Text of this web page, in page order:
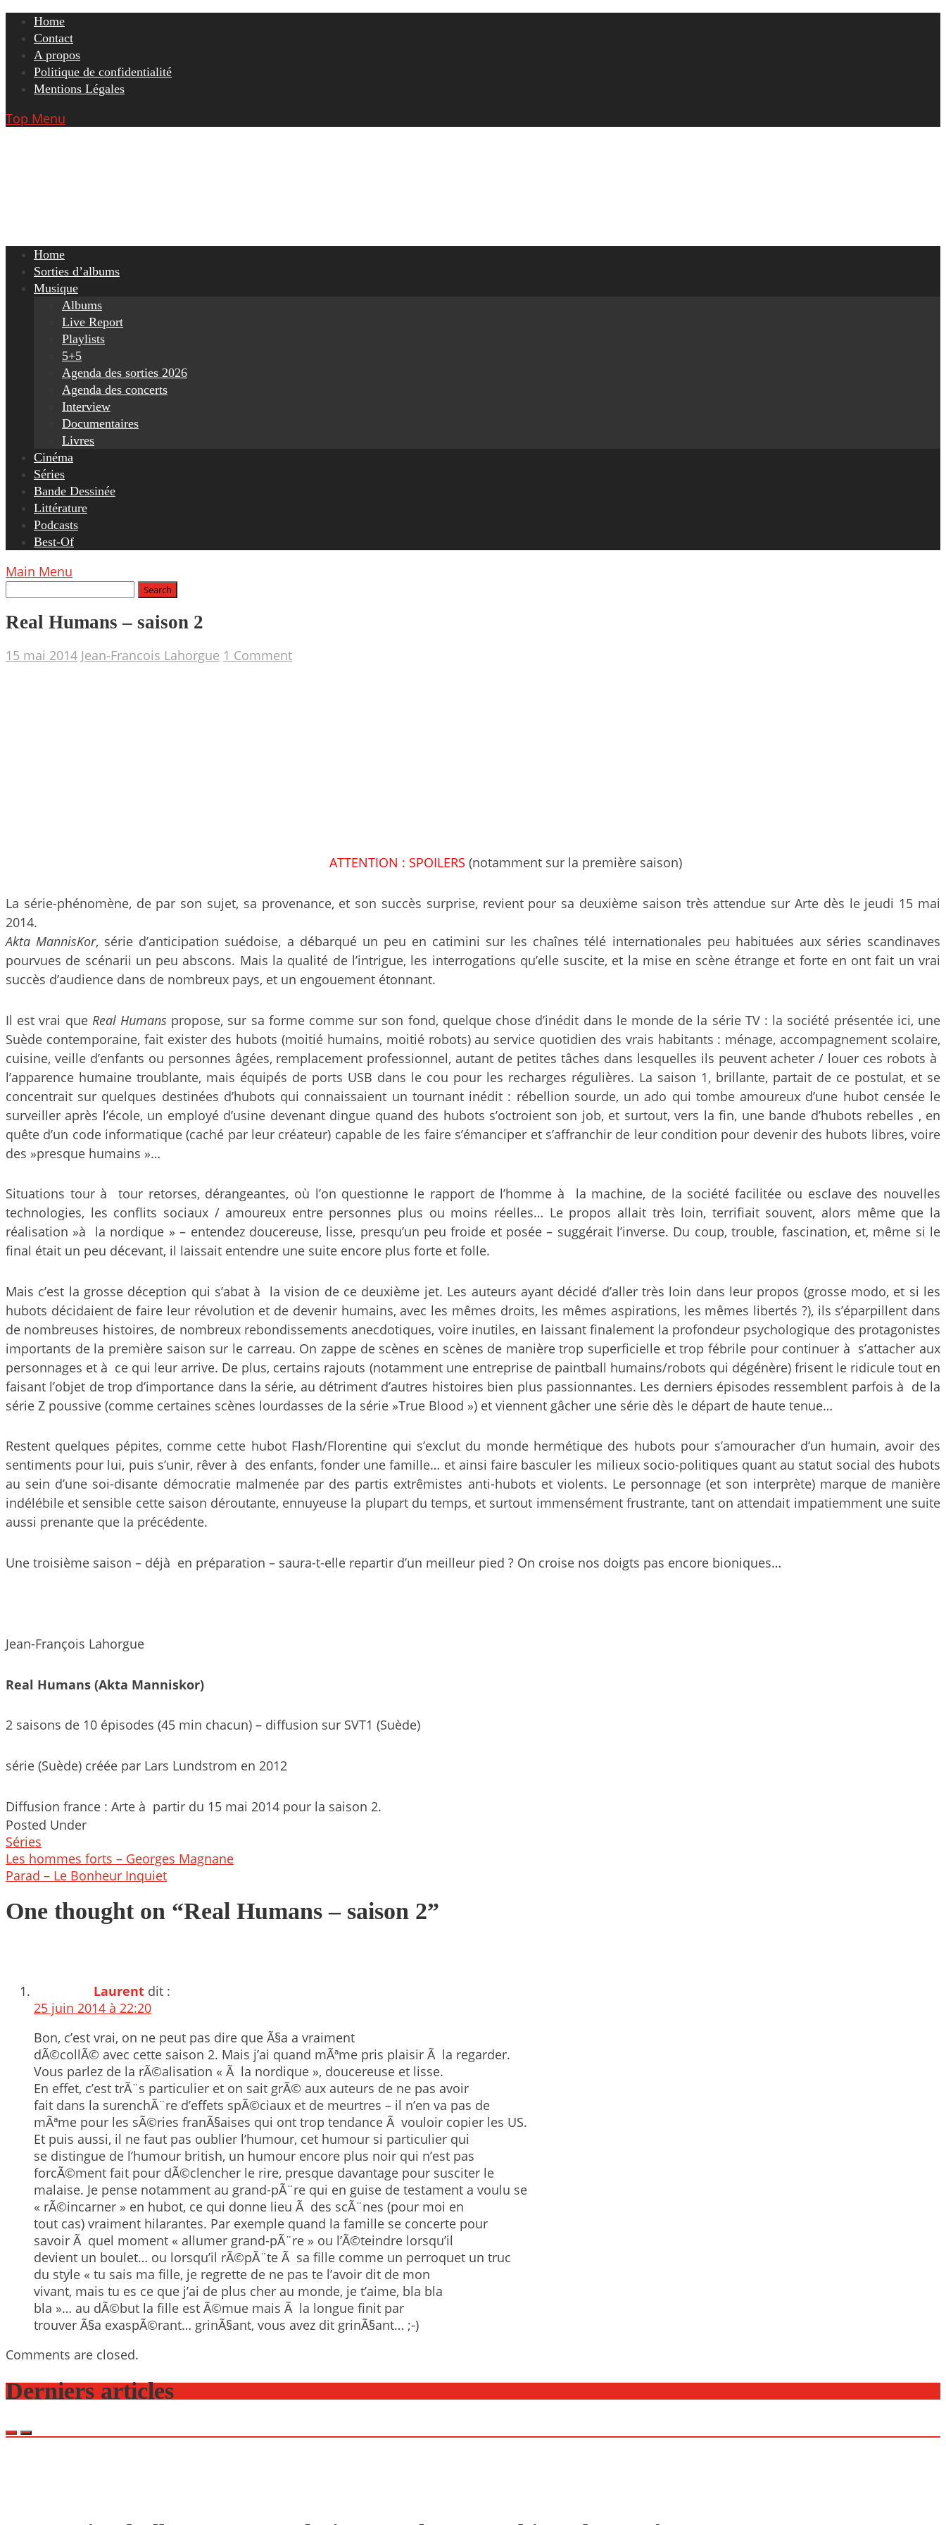
Skip
content
Home
Contact
A propos
Politique de confidentialité
Mentions Légales
Top Menu
Home
Sorties d’albums
Musique
Albums
Live Report
Playlists
5+5
Agenda des sorties 2026
Agenda des concerts
Interview
Documentaires
Livres
Cinéma
Séries
Bande Dessinée
Littérature
Podcasts
Best-Of
Main Menu
Real Humans – saison 2
15 mai 2014 Jean-Francois Lahorgue 1 Comment
ATTENTION : SPOILERS (notamment sur la première saison)
La série-phénomène, de par son sujet, sa provenance, et son succès surprise, revient pour sa deuxième saison très attendue sur Arte dès le jeudi 15 mai
2014.
Akta MannisKor, série d’anticipation suédoise, a débarqué un peu en catimini sur les chaînes télé internationales peu habituées aux séries scandinaves
pourvues de scénarii un peu abscons. Mais la qualité de l’intrigue, les interrogations qu’elle suscite, et la mise en scène étrange et forte en ont fait un vrai
succès d’audience dans de nombreux pays, et un engouement étonnant.
Il est vrai queReal Humans propose, sur sa forme comme sur son fond, quelque chose d’inédit dans le monde de la série TV : la société présentée ici, une
Suède contemporaine, fait exister des hubots (moitié humains, moitié robots) au service quotidien des vrais habitants : ménage, accompagnement scolaire,
cuisine, veille d’enfants ou personnes âgées, remplacement professionnel, autant de petites tâches dans lesquelles ils peuvent acheter / louer ces robots à
l’apparence humaine troublante, mais équipés de ports USB dans le cou pour les recharges régulières. La saison 1, brillante, partait de ce postulat, et se
concentrait sur quelques destinées d’hubots qui connaissaient un tournant inédit : rébellion sourde, un ado qui tombe amoureux d’une hubot censée le
surveiller après l’école, un employé d’usine devenant dingue quand des hubots s’octroient son job, et surtout, vers la fin, une bande d’hubots rebelles , en
quête d’un code informatique (caché par leur créateur) capable de les faire s’émanciper et s’affranchir de leur condition pour devenir des hubots libres, voire
des »presque humains »…
Situations tour à tour retorses, dérangeantes, où l’on questionne le rapport de l’homme à la machine, de la société facilitée ou esclave des nouvelles
technologies, les conflits sociaux / amoureux entre personnes plus ou moins réelles… Le propos allait très loin, terrifiait souvent, alors même que la
réalisation »à la nordique » – entendez doucereuse, lisse, presqu’un peu froide et posée – suggérait l’inverse. Du coup, trouble, fascination, et, même si le
final était un peu décevant, il laissait entendre une suite encore plus forte et folle.
Mais c’est la grosse déception qui s’abat à la vision de ce deuxième jet. Les auteurs ayant décidé d’aller très loin dans leur propos (grosse modo, et si les
hubots décidaient de faire leur révolution et de devenir humains, avec les mêmes droits, les mêmes aspirations, les mêmes libertés ?), ils s’éparpillent dans
de nombreuses histoires, de nombreux rebondissements anecdotiques, voire inutiles, en laissant finalement la profondeur psychologique des protagonistes
importants de la première saison sur le carreau. On zappe de scènes en scènes de manière trop superficielle et trop fébrile pour continuer à s’attacher aux
personnages et à ce qui leur arrive. De plus, certains rajouts (notamment une entreprise de paintball humains/robots qui dégénère) frisent le ridicule tout en
faisant l’objet de trop d’importance dans la série, au détriment d’autres histoires bien plus passionnantes. Les derniers épisodes ressemblent parfois à de la
série Z poussive (comme certaines scènes lourdasses de la série »True Blood ») et viennent gâcher une série dès le départ de haute tenue…
Restent quelques pépites, comme cette hubot Flash/Florentine qui s’exclut du monde hermétique des hubots pour s’amouracher d’un humain, avoir des
sentiments pour lui, puis s’unir, rêver à des enfants, fonder une famille… et ainsi faire basculer les milieux socio-politiques quant au statut social des hubots
au sein d’une soi-disante démocratie malmenée par des partis extrêmistes anti-hubots et violents. Le personnage (et son interprète) marque de manière
indélébile et sensible cette saison déroutante, ennuyeuse la plupart du temps, et surtout immensément frustrante, tant on attendait impatiemment une suite
aussi prenante que la précédente.
Une troisième saison – déjà en préparation – saura-t-elle repartir d’un meilleur pied ? On croise nos doigts pas encore bioniques…
Jean-François Lahorgue
Real Humans (Akta Manniskor)
2 saisons de 10 épisodes (45 min chacun) – diffusion sur SVT1 (Suède)
série (Suède) créée par Lars Lundstrom en 2012
Diffusion france : Arte à partir du 15 mai 2014 pour la saison 2.
Posted Under
Séries
Post
navigation
Les hommes forts – Georges Magnane
Parad – Le Bonheur Inquiet
One thought on “Real Humans – saison 2”
Laurent dit :
25 juin 2014 à 22:20
Bon, c’est vrai, on ne peut pas dire que Ã§a a vraiment
dÃ©collÃ© avec cette saison 2. Mais j’ai quand mÃªme pris plaisir Ã la regarder.
Vous parlez de la rÃ©alisation « Ã la nordique », doucereuse et lisse.
En effet, c’est trÃ¨s particulier et on sait grÃ© aux auteurs de ne pas avoir
fait dans la surenchÃ¨re d’effets spÃ©ciaux et de meurtres – il n’en va pas de
mÃªme pour les sÃ©ries franÃ§aises qui ont trop tendance Ã vouloir copier les US.
Et puis aussi, il ne faut pas oublier l’humour, cet humour si particulier qui
se distingue de l’humour british, un humour encore plus noir qui n’est pas
forcÃ©ment fait pour dÃ©clencher le rire, presque davantage pour susciter le
malaise. Je pense notamment au grand-pÃ¨re qui en guise de testament a voulu se
« rÃ©incarner » en hubot, ce qui donne lieu Ã des scÃ¨nes (pour moi en
tout cas) vraiment hilarantes. Par exemple quand la famille se concerte pour
savoir Ã quel moment « allumer grand-pÃ¨re » ou l’Ã©teindre lorsqu’il
devient un boulet… ou lorsqu’il rÃ©pÃ¨te Ã sa fille comme un perroquet un truc
du style « tu sais ma fille, je regrette de ne pas te l’avoir dit de mon
vivant, mais tu es ce que j’ai de plus cher au monde, je t’aime, bla bla
bla »… au dÃ©but la fille est Ã©mue mais Ã la longue finit par
trouver Ã§a exaspÃ©rant… grinÃ§ant, vous avez dit grinÃ§ant… ;-)
Comments are closed.
Derniers articles